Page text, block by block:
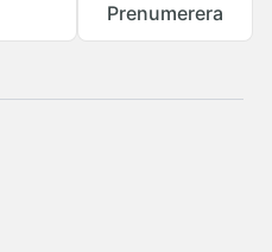
Prenumerera